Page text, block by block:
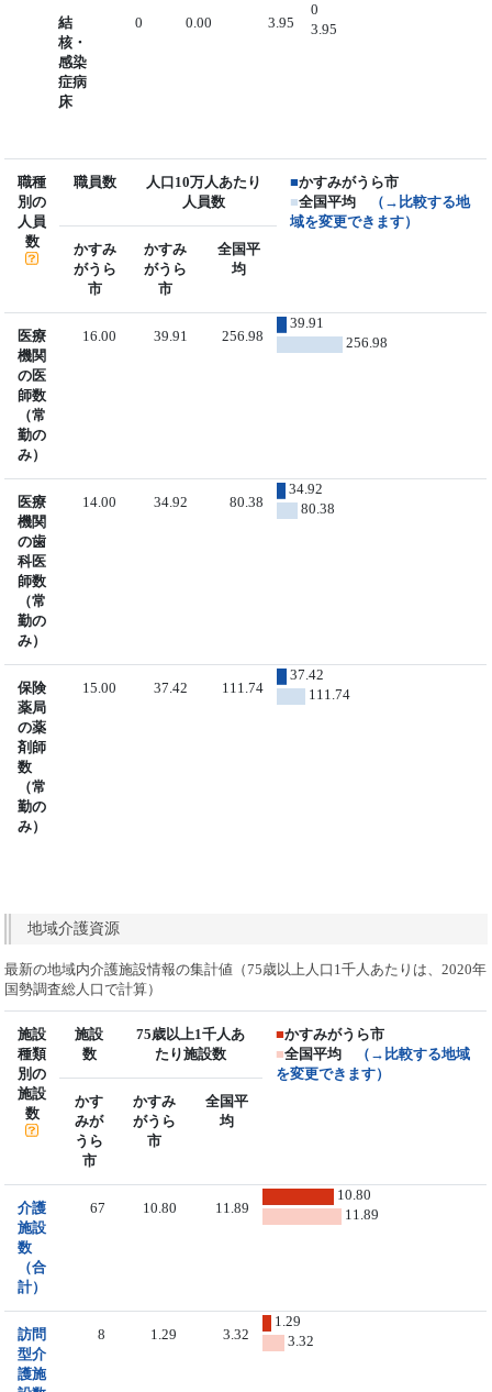
結
核・
感染
症病
床
0 0.00 3.95
0
3.95
職種
別の
人員
数
職員数
人口10万人あたり
人員数
■かすみがうら市
■全国平均
（→比較する地
域を変更できます）
かすみ
がうら
市
かすみ
がうら
市
全国平
均
医療
機関
の医
師数
（常
勤の
み）
16.00 39.91 256.98
39.91
256.98
医療
機関
の歯
科医
師数
（常
勤の
み）
14.00 34.92 80.38
34.92
80.38
保険
薬局
の薬
剤師
数
（常
勤の
み）
15.00 37.42 111.74
37.42
111.74
地域介護資源
最新の地域内介護施設情報の集計値（75歳以上人口1千人あたりは、2020年
国勢調査総人口で計算）
施設
種類
別の
施設
数
施設
数
75歳以上1千人あ
たり施設数
■かすみがうら市
■全国平均
（→比較する地域
を変更できます）
かす
みが
うら
市
かすみ
がうら
市
全国平
均
介護
施設
数
（合
計）
67 10.80 11.89
10.80
11.89
訪問
型介
護施
8 1.29 3.32
1.29
3.32